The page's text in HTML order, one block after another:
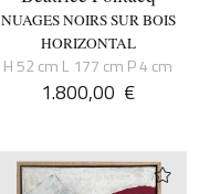
NUAGES NOIRS SUR BOIS
HORIZONTAL
H 52 cm L 177 cm P 4 cm
1.800,00 €